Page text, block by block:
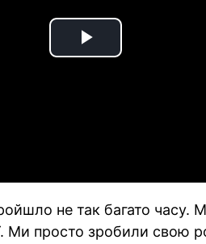
Play
не так багато
Ми просто зробили свою